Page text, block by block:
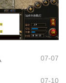
07-07
07-10